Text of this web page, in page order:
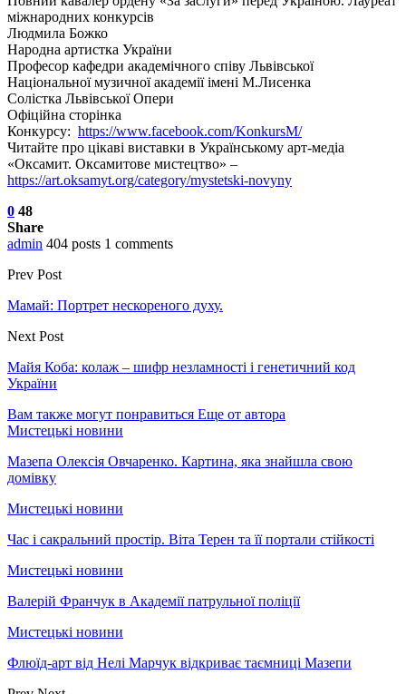
міжнародних конкурсів
Людмила Божко
Народна артистка України
Професор кафедри академічного співу Львівської
Національної музичної академії імені М.Лисенка
Солістка Львівської Опери
Офіційна сторінка
Конкурсу: https://www.facebook.com/KonkursM/
Читайте про цікаві виставки в Українському арт-медіа
«Оксамит. Оксамитове мистецтво» –
https://art.oksamyt.org/category/mystetski-novyny
0 48
Share
admin 404 posts 1 comments
Prev Post
Мамай: Портрет нескореного духу.
Next Post
Майя Коба: колаж – шифр незламності і генетичний код
України
Вам также могут понравиться Еще от автора
Мистецькі новини
Мазепа Олексія Овчаренко. Картина, яка знайшла свою
домівку
Мистецькі новини
Час і сакральний простір. Віта Терен та її портали стійкості
Мистецькі новини
Валерій Франчук в Академії патрульної поліції
Мистецькі новини
Флюїд-арт від Нелі Марчук відкриває таємниці Мазепи